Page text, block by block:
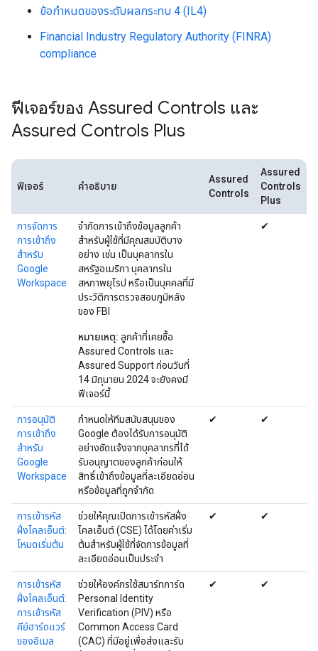
ข้อกำหนดของระดับผลกระทบ 4 (IL4)
Financial Industry Regulatory Authority (FINRA)
compliance
ฟีเจอร์ของ Assured Controls และ
Assured Controls Plus
ฟีเจอร์ คำอธิบาย
Assured
Controls
Assured
Controls
Plus
การจัดการ
การเข้าถึง
สำหรับ
Google
Workspace
จำกัดการเข้าถึงข้อมูลลูกค้า
สำหรับผู้ใช้ที่มีคุณสมบัติบาง
อย่าง เช่น เป็นบุคลากรใน
สหรัฐอเมริกา บุคลากรใน
สหภาพยุโรป หรือเป็นบุคคลที่มี
ประวัติการตรวจสอบภูมิหลัง
ของ FBI
หมายเหตุ: ลูกค้าที่เคยซื้อ
Assured Controls และ
Assured Support ก่อนวันที่
14 มิถุนายน 2024 จะยังคงมี
ฟีเจอร์นี้
✔
การอนุมัติ
การเข้าถึง
สำหรับ
Google
Workspace
กำหนดให้ทีมสนับสนุนของ
Google ต้องได้รับการอนุมัติ
อย่างชัดแจ้งจากบุคลากรที่ได้
รับอนุญาตของลูกค้าก่อนให้
สิทธิ์เข้าถึงข้อมูลที่ละเอียดอ่อน
หรือข้อมูลที่ถูกจำกัด
✔ ✔
การเข้ารหัส
ฝั่งไคลเอ็นต์:
โหมดเริ่มต้น
ช่วยให้คุณเปิดการเข้ารหัสฝั่ง
ไคลเอ็นต์ (CSE) ได้โดยค่าเริ่ม
ต้นสำหรับผู้ใช้ที่จัดการข้อมูลที่
ละเอียดอ่อนเป็นประจำ
✔ ✔
การเข้ารหัส
ฝั่งไคลเอ็นต์:
การเข้ารหัส
คีย์ฮาร์ดแวร์
ของอีเมล
ช่วยให้องค์กรใช้สมาร์ทการ์ด
Personal Identity
Verification (PIV) หรือ
Common Access Card
(CAC) ที่มีอยู่เพื่อส่งและรับ
✔ ✔